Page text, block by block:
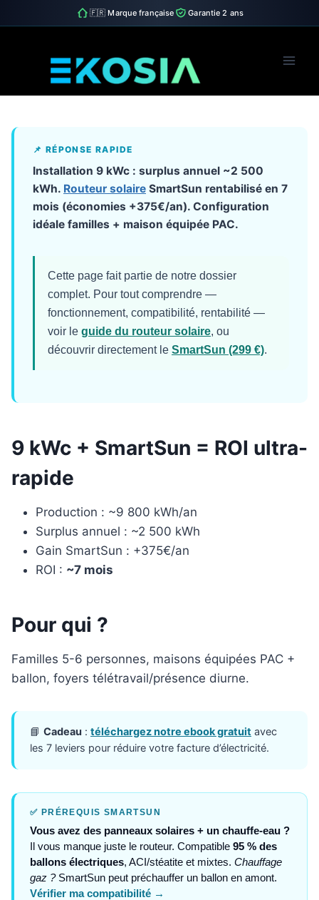
🇫🇷 Marque française Garantie 2 ans
📌 RÉPONSE RAPIDE
Installation 9 kWc : surplus annuel ~2 500
kWh. Routeur solaire SmartSun rentabilisé en 7
mois (économies +375€/an). Configuration
idéale familles + maison équipée PAC.
Cette page fait partie de notre dossier
complet. Pour tout comprendre —
fonctionnement, compatibilité, rentabilité —
voir le guide du routeur solaire, ou
découvrir directement le SmartSun (299 €).
9 kWc + SmartSun = ROI ultra-
rapide
Production : ~9 800 kWh/an
Surplus annuel : ~2 500 kWh
Gain SmartSun : +375€/an
ROI : ~7 mois
Pour qui ?
Familles 5-6 personnes, maisons équipées PAC +
ballon, foyers télétravail/présence diurne.
📘 Cadeau : téléchargez notre ebook gratuit avec
les 7 leviers pour réduire votre facture d’électricité.
✅ PRÉREQUIS SMARTSUN
Vous avez des panneaux solaires + un chauffe-eau ?
Il vous manque juste le routeur. Compatible 95 % des
ballons électriques, ACI/stéatite et mixtes. Chauffage
gaz ?SmartSun peut préchauffer un ballon en amont.
Vérifier ma compatibilité →